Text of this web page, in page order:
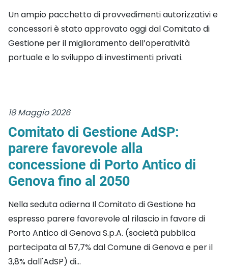
Un ampio pacchetto di provvedimenti autorizzativi e
concessori è stato approvato oggi dal Comitato di
Gestione per il miglioramento dell’operatività
portuale e lo sviluppo di investimenti privati.
18 Maggio 2026
Comitato di Gestione AdSP:
parere favorevole alla
concessione di Porto Antico di
Genova fino al 2050
Nella seduta odierna Il Comitato di Gestione ha
espresso parere favorevole al rilascio in favore di
Porto Antico di Genova S.p.A. (società pubblica
partecipata al 57,7% dal Comune di Genova e per il
3,8% dall'AdSP) di...